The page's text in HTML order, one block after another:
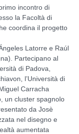
incontro di
la Facoltà di
coordina il progetto
Latorre e Raúl
Partecipano al
di Padova,
l’Università di
Carracha
un cluster spagnolo
da Josè
nel disegno e
aumentata